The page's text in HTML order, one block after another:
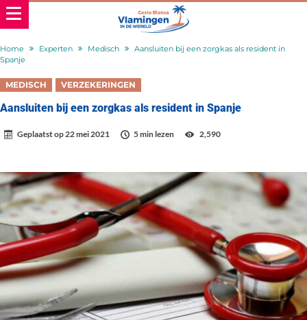
Home Experten Medisch
Aansluiten bij een zorgkas als resident in
Spanje
MEDISCH VERZEKERINGEN
Aansluiten bij een zorgkas als resident in Spanje
Geplaatst op22 mei 2021 5 min lezen 2,590